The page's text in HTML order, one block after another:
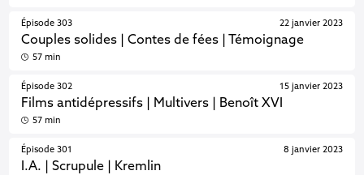
Épisode 303
Couples solides | Contes de fées | Témoignage
22 janvier 2023
57 min
Épisode 302
Films antidépressifs | Multivers | Benoît XVI
15 janvier 2023
57 min
Épisode 301
I.A. | Scrupule | Kremlin
8 janvier 2023